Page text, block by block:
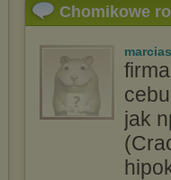
Chomikowe
jak